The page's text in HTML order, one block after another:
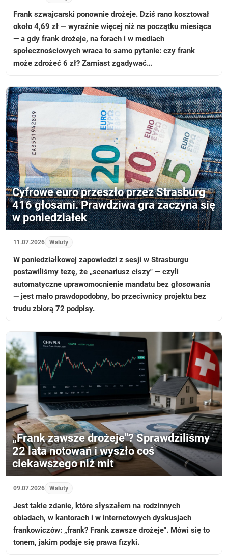
Frank szwajcarski ponownie drożeje. Dziś rano kosztował
około 4,69 zł — wyraźnie więcej niż na początku miesiąca
— a gdy frank drożeje, na forach i w mediach
społecznościowych wraca to samo pytanie: czy frank
może zdrożeć 6 zł? Zamiast zgadywać…
Cyfrowe euro przeszło przez Strasburg
416 głosami. Prawdziwa gra zaczyna się
w poniedziałek
11.07.2026 Waluty
W poniedziałkowej zapowiedzi z sesji w Strasburgu
postawiliśmy tezę, że „scenariusz ciszy" — czyli
automatyczne uprawomocnienie mandatu bez głosowania
— jest mało prawdopodobny, bo przeciwnicy projektu bez
trudu zbiorą 72 podpisy.
„Frank zawsze drożeje"? Sprawdziliśmy
22 lata notowań i wyszło coś
ciekawszego niż mit
09.07.2026 Waluty
Jest takie zdanie, które słyszałem na rodzinnych
obiadach, w kantorach i w internetowych dyskusjach
frankowiczów: „frank? Frank zawsze drożeje". Mówi się to
tonem, jakim podaje się prawa fizyki.